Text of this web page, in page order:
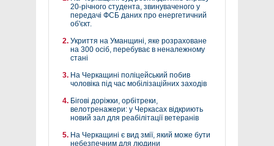
20-річного студента, звинуваченого у
передачі ФСБ даних про енергетичний
об'єкт.
Укриття на Уманщині, яке розраховане
на 300 осіб, перебуває в неналежному
стані
На Черкащині поліцейський побив
чоловіка під час мобілізаційних заходів
Бігові доріжки, орбітреки,
велотренажери: у Черкасах відкриють
новий зал для реабілітації ветеранів
На Черкащині є вид змії, який може бути
небезпечним для людини